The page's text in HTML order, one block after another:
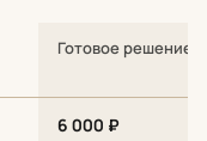
Готовое решение
6 000 ₽